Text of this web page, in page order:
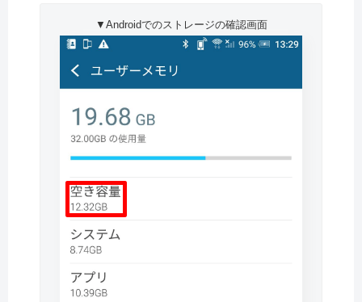
▼Androidでのストレージの確認画面